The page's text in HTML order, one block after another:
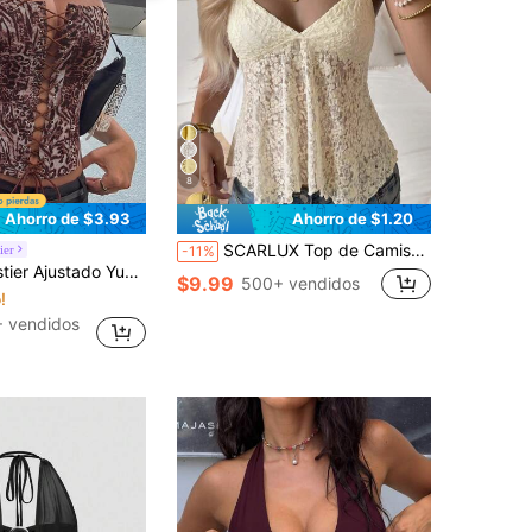
Ahorro de $3.93
Leopardo, Ojetes Metálicos, Cintura con Lazo y Cuello Halter, Top Moldeador para Festival de Música y Concierto
vendidos
8
Ahorro de $1.20
-11% SCARLUX Top de Camiseta de Encaje Floral de Verano Y2K para Mujer, Cuello en V, Tirantes Finos, Dobladillo Irregular, Top Casual para Regreso a la Escuela y Atuendos Diarios de Calle
$9.99 500+ vendidos